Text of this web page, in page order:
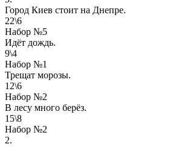
Город Киев стоит на Днепре.
22\6
Набор №5
Идёт дождь.
9\4
Набор №1
Трещат морозы.
12\6
Набор №2
В лесу много берёз.
15\8
Набор №2
2.